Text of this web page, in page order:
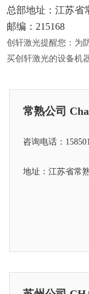
总部地址：江苏省
邮编：215168
创轩激光提醒您：为
买创轩激光的设备机
常熟公司
咨询电话：
地址：江苏省常